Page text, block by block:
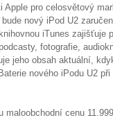
pro celosvětový
nový iPod U2
iTunes zajišťuje
fotografie,
jeho obsah aktuální,
nového iPodu U2
maloobchodní cenu